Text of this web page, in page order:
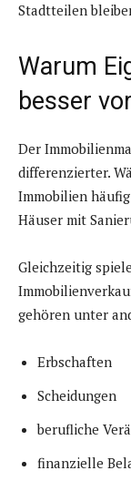
Stadtteilen
Warum
besser
Der
differenzierter.
Immobilien
Häuser mit
Gleichzeitig
gehören unter
Erbschaften
Scheidungen
berufliche
finanzielle